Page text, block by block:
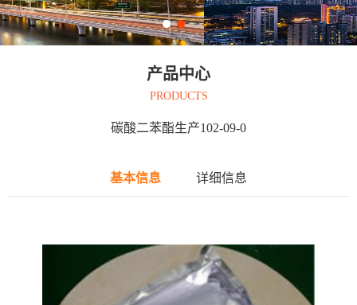
产品中心
PRODUCTS
碳酸二苯酯生产102-09-0
基本信息 详细信息